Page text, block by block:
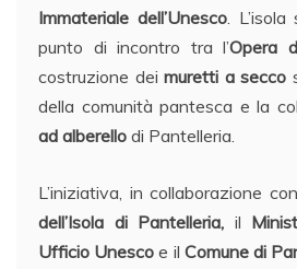
Immateriale dell’Unesco.
punto di incontro tra l’Opera
costruzione deimuretti a secco
della comunità pantesca e la
ad alberello di Pantelleria.
L’iniziativa, in collaborazione
dell’Isola di Pantelleria, il
Ufficio Unesco e il Comune di